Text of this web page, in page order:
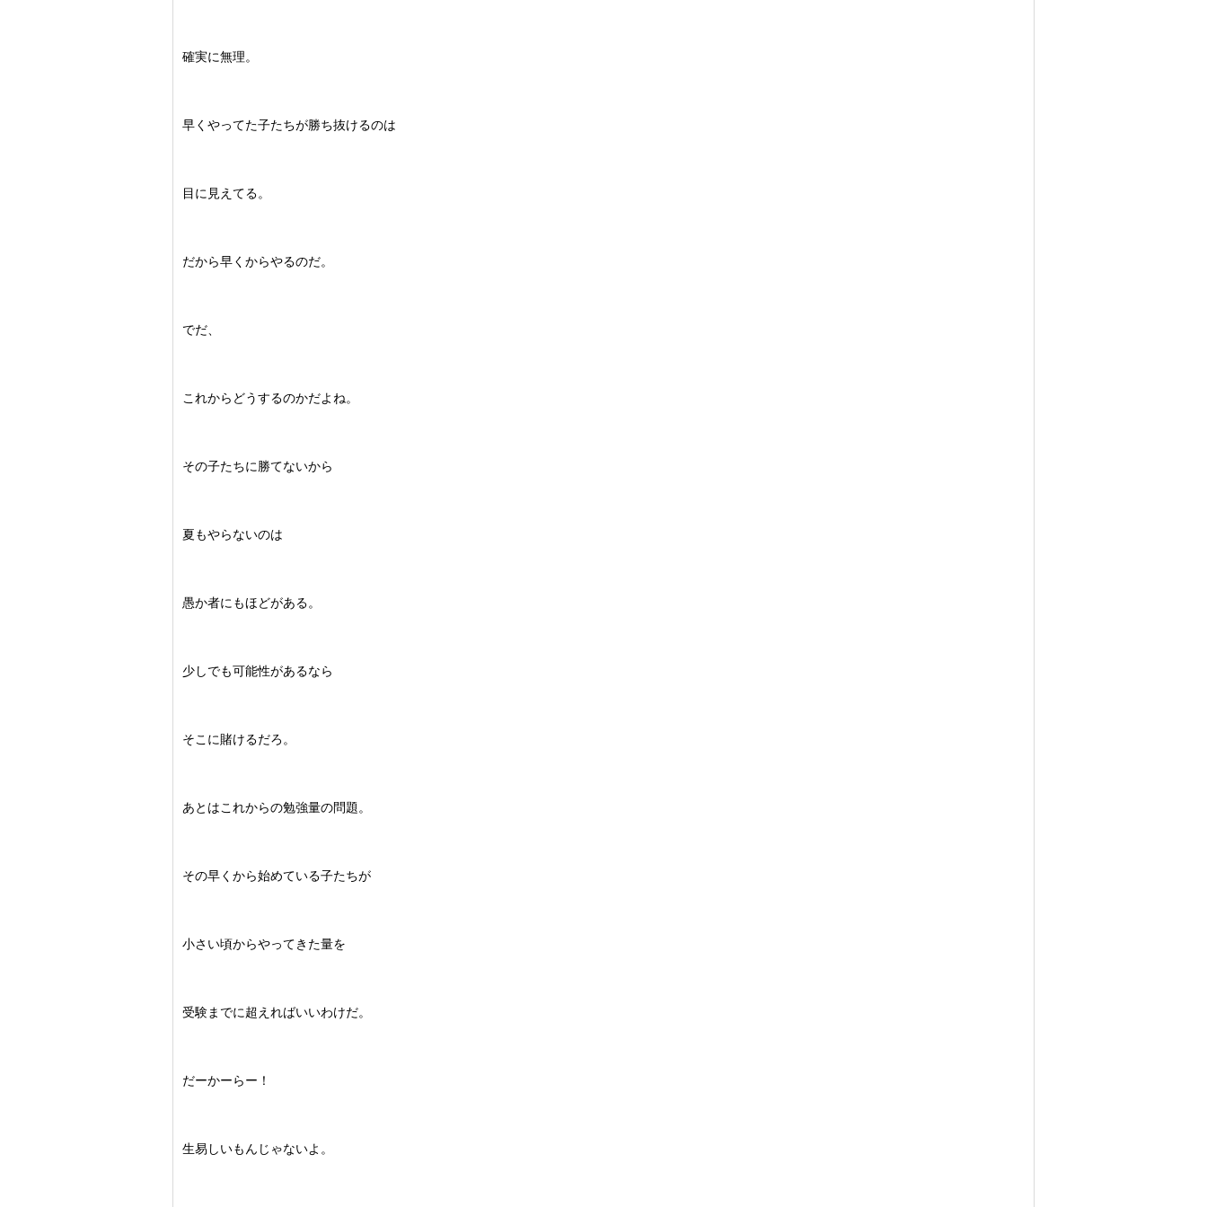
確実に無理。
早くやってた子たちが勝ち抜けるのは
目に見えてる。
だから早くからやるのだ。
でだ、
これからどうするのかだよね。
その子たちに勝てないから
夏もやらないのは
愚か者にもほどがある。
少しでも可能性があるなら
そこに賭けるだろ。
あとはこれからの勉強量の問題。
その早くから始めている子たちが
小さい頃からやってきた量を
受験までに超えればいいわけだ。
だーかーらー！
生易しいもんじゃないよ。